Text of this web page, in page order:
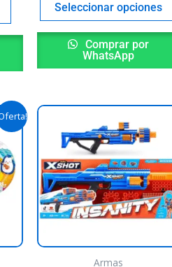
Seleccionar opciones
Comprar por
WhatsApp
is:
4.190,00.
This
product
multiple
variants.
The
options
may
Armas